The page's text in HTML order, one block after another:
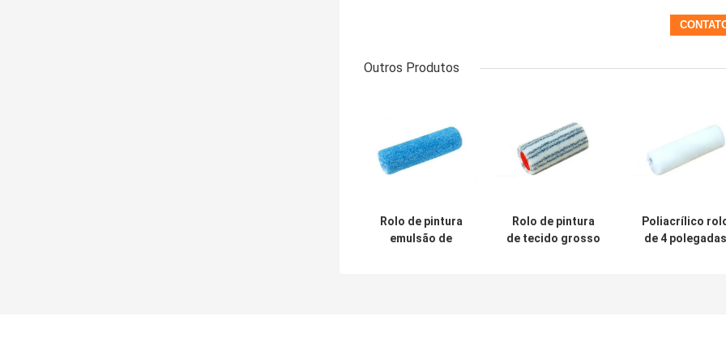
Outros Produtos
Rolo de pintura
emulsão de
Rolo de pintura
de tecido grosso
Poliacrílico
de 4 polegadas